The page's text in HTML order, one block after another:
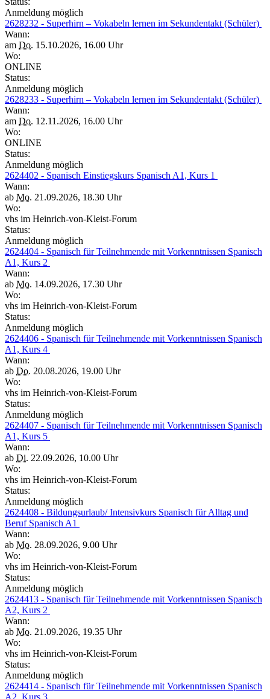
Anmeldung möglich
2628232 - Superhirn – Vokabeln lernen im Sekundentakt (Schüler)
Wann:
am Do. 15.10.2026, 16.00 Uhr
Wo:
ONLINE
Status:
Anmeldung möglich
2628233 - Superhirn – Vokabeln lernen im Sekundentakt (Schüler)
Wann:
am Do. 12.11.2026, 16.00 Uhr
Wo:
ONLINE
Status:
Anmeldung möglich
2624402 - Spanisch Einstiegskurs Spanisch A1, Kurs 1
Wann:
ab Mo. 21.09.2026, 18.30 Uhr
Wo:
vhs im Heinrich-von-Kleist-Forum
Status:
Anmeldung möglich
2624404 - Spanisch für Teilnehmende mit Vorkenntnissen Spanisch
A1, Kurs 2
Wann:
ab Mo. 14.09.2026, 17.30 Uhr
Wo:
vhs im Heinrich-von-Kleist-Forum
Status:
Anmeldung möglich
2624406 - Spanisch für Teilnehmende mit Vorkenntnissen Spanisch
A1, Kurs 4
Wann:
ab Do. 20.08.2026, 19.00 Uhr
Wo:
vhs im Heinrich-von-Kleist-Forum
Status:
Anmeldung möglich
2624407 - Spanisch für Teilnehmende mit Vorkenntnissen Spanisch
A1, Kurs 5
Wann:
ab Di. 22.09.2026, 10.00 Uhr
Wo:
vhs im Heinrich-von-Kleist-Forum
Status:
Anmeldung möglich
2624408 - Bildungsurlaub/ Intensivkurs Spanisch für Alltag und
Beruf Spanisch A1
Wann:
ab Mo. 28.09.2026, 9.00 Uhr
Wo:
vhs im Heinrich-von-Kleist-Forum
Status:
Anmeldung möglich
2624413 - Spanisch für Teilnehmende mit Vorkenntnissen Spanisch
A2, Kurs 2
Wann:
ab Mo. 21.09.2026, 19.35 Uhr
Wo:
vhs im Heinrich-von-Kleist-Forum
Status:
Anmeldung möglich
2624414 - Spanisch für Teilnehmende mit Vorkenntnissen Spanisch
A2, Kurs 3